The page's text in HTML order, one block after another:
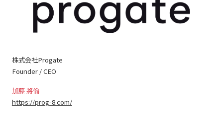
株式会社Progate
Founder / CEO
加藤 將倫
https://prog-8.com/